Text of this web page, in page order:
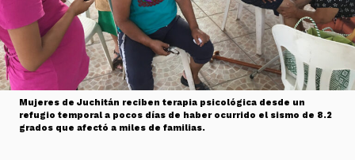
Mujeres de Juchitán reciben terapia psicológica desde un
refugio temporal a pocos días de haber ocurrido el sismo de 8.2
grados que afectó a miles de familias.